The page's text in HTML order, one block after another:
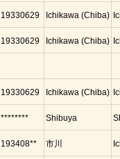
19330629 Ichikawa (Chiba)
19330629 Ichikawa (Chiba)
19330629 Ichikawa (Chiba)
******** Shibuya
193408** 市川